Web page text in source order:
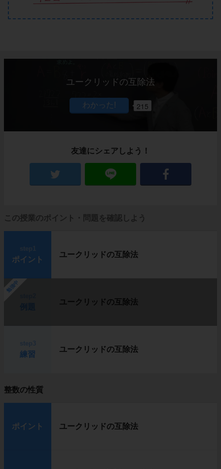
ユークリッドの互除法
215
友達にシェアしよう！
この授業のポイント・問題を確認しよう
ポイント
ユークリッドの互除法
勉強中
ユークリッドの互除法
練習
ユークリッドの互除法
整数の性質
ポイント ユークリッドの互除法